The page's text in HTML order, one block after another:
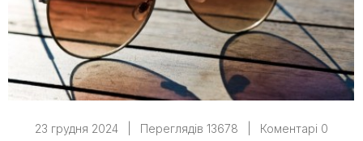
23 грудня 2024 Переглядів 13678 Коментарі 0